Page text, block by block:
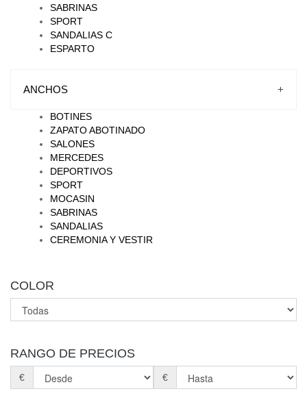
SABRINAS
SPORT
SANDALIAS C
ESPARTO
ANCHOS +
BOTINES
ZAPATO ABOTINADO
SALONES
MERCEDES
DEPORTIVOS
SPORT
MOCASIN
SABRINAS
SANDALIAS
CEREMONIA Y VESTIR
COLOR
RANGO DE PRECIOS
€ €